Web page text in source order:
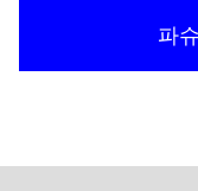
파